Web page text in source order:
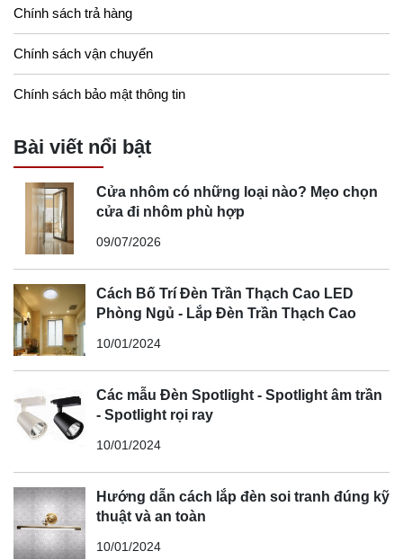
Chính sách trả hàng
Chính sách vận chuyển
Chính sách bảo mật thông tin
Bài viết nổi bật
Cửa nhôm có những loại nào? Mẹo chọn
cửa đi nhôm phù hợp
09/07/2026
Cách Bố Trí Đèn Trần Thạch Cao LED
Phòng Ngủ - Lắp Đèn Trần Thạch Cao
10/01/2024
Các mẫu Đèn Spotlight - Spotlight âm trần
- Spotlight rọi ray
10/01/2024
Hướng dẫn cách lắp đèn soi tranh đúng kỹ
thuật và an toàn
10/01/2024